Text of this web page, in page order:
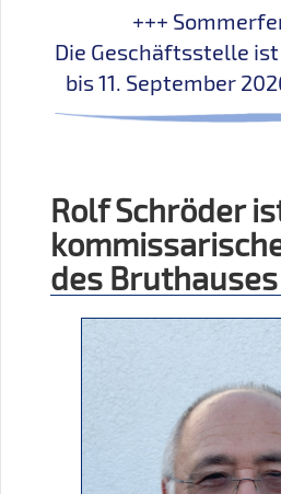
+++
Die Geschäftsstelle
bis 11. September
Rolf Schröder
des Bruthauses